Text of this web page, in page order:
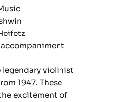
legendary violinist
1947. These
excitement of